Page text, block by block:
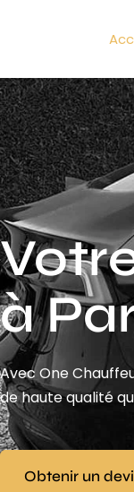
à
Avec One
de haute qualité
Obtenir un